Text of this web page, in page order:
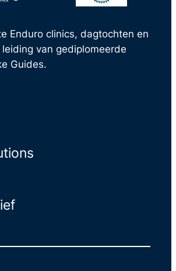
Enduro clinics, dagtochten en
van gediplomeerde
Guides.